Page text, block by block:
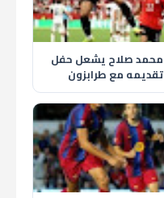
محمد صلاح يشعل حفل
تقديمه مع طرابزون
سبور وسط استقبال
تاريخي للجماهير